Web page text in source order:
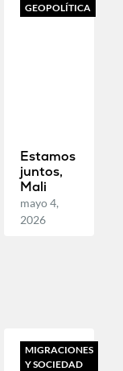
GEOPOLÍTICA
Estamos
juntos,
Mali
mayo 4,
2026
MIGRACIONES
Y SOCIEDAD